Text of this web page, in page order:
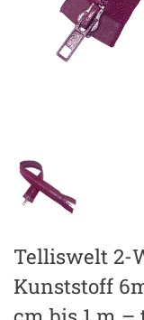
Telliswelt 2-
Kunststoff